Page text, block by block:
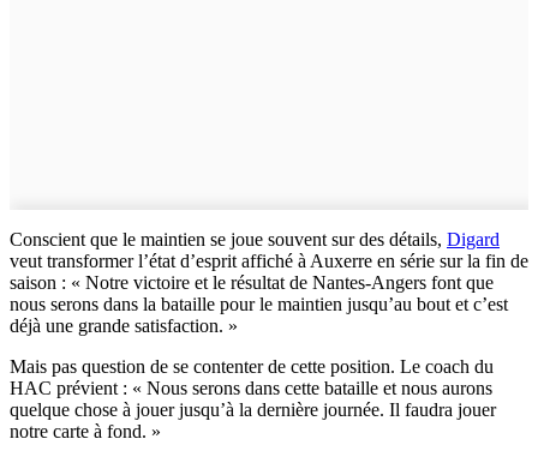
Conscient que le maintien se joue souvent sur des détails, Digard
veut transformer l’état d’esprit affiché à Auxerre en série sur la fin de
saison : « Notre victoire et le résultat de Nantes-Angers font que
nous serons dans la bataille pour le maintien jusqu’au bout et c’est
déjà une grande satisfaction. »
Mais pas question de se contenter de cette position. Le coach du
HAC prévient : « Nous serons dans cette bataille et nous aurons
quelque chose à jouer jusqu’à la dernière journée. Il faudra jouer
notre carte à fond. »